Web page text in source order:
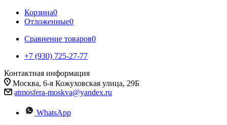
Корзина0
Отложенные0
Сравнение товаров0
+7 (930) 725-27-77
Контактная информация
Москва, 6-я Кожуховская улица, 29Б
atmosfera-moskva@yandex.ru
WhatsApp